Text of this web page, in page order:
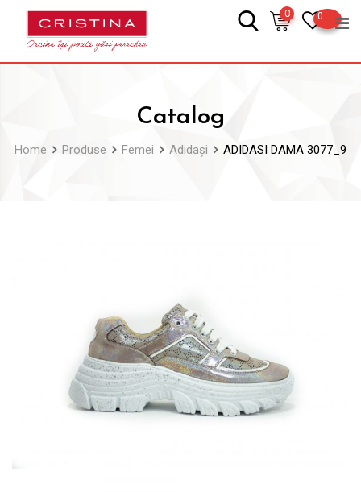
0
0
Catalog
Home Produse Femei Adidași ADIDASI DAMA 3077_9